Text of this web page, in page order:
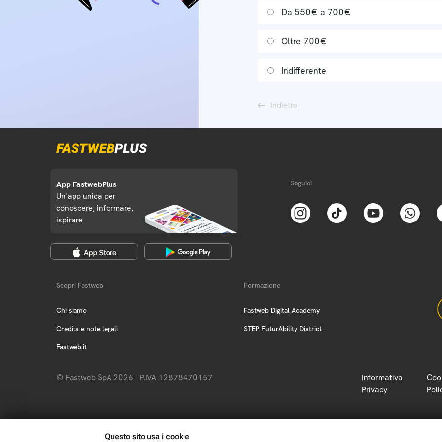
Da 550€ a 700€
Oltre 700€
Indifferente
Indietro
App FastwebPlus
Un'app unica per
conoscere, informare,
ispirare
Seguici
Scopri Fastweb
Chi siamo
Credits e note legali
Fastweb.it
Formazione
Fastweb Digital Academy
STEP FuturAbility District
© Fastweb SpA 2026 - P.IVA 12878470157
Informativa
Privacy